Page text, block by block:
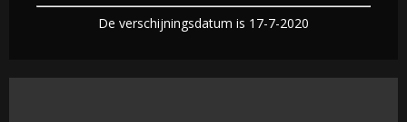
De verschijningsdatum is 17-7-2020